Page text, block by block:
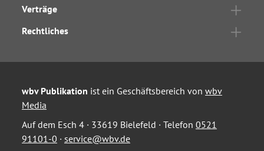
Verträge
Rechtliches
wbv Publikation ist ein Geschäftsbereich von wbv
Media
Auf dem Esch 4 · 33619 Bielefeld · Telefon 0521
91101-0 · service@wbv.de